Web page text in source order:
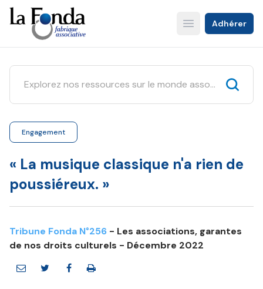
Aller
au
contenu
principal
Open main menu
Adhérer
Engagement
« La musique classique n'a rien de
poussiéreux. »
Tribune Fonda N°256 - Les associations, garantes
de nos droits culturels - Décembre 2022